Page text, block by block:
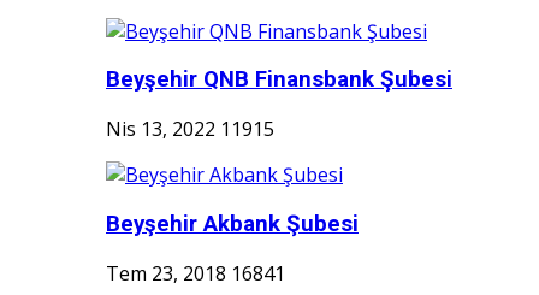
Beyşehir QNB Finansbank Şubesi
Nis 13, 2022 11915
Beyşehir Akbank Şubesi
Tem 23, 2018 16841